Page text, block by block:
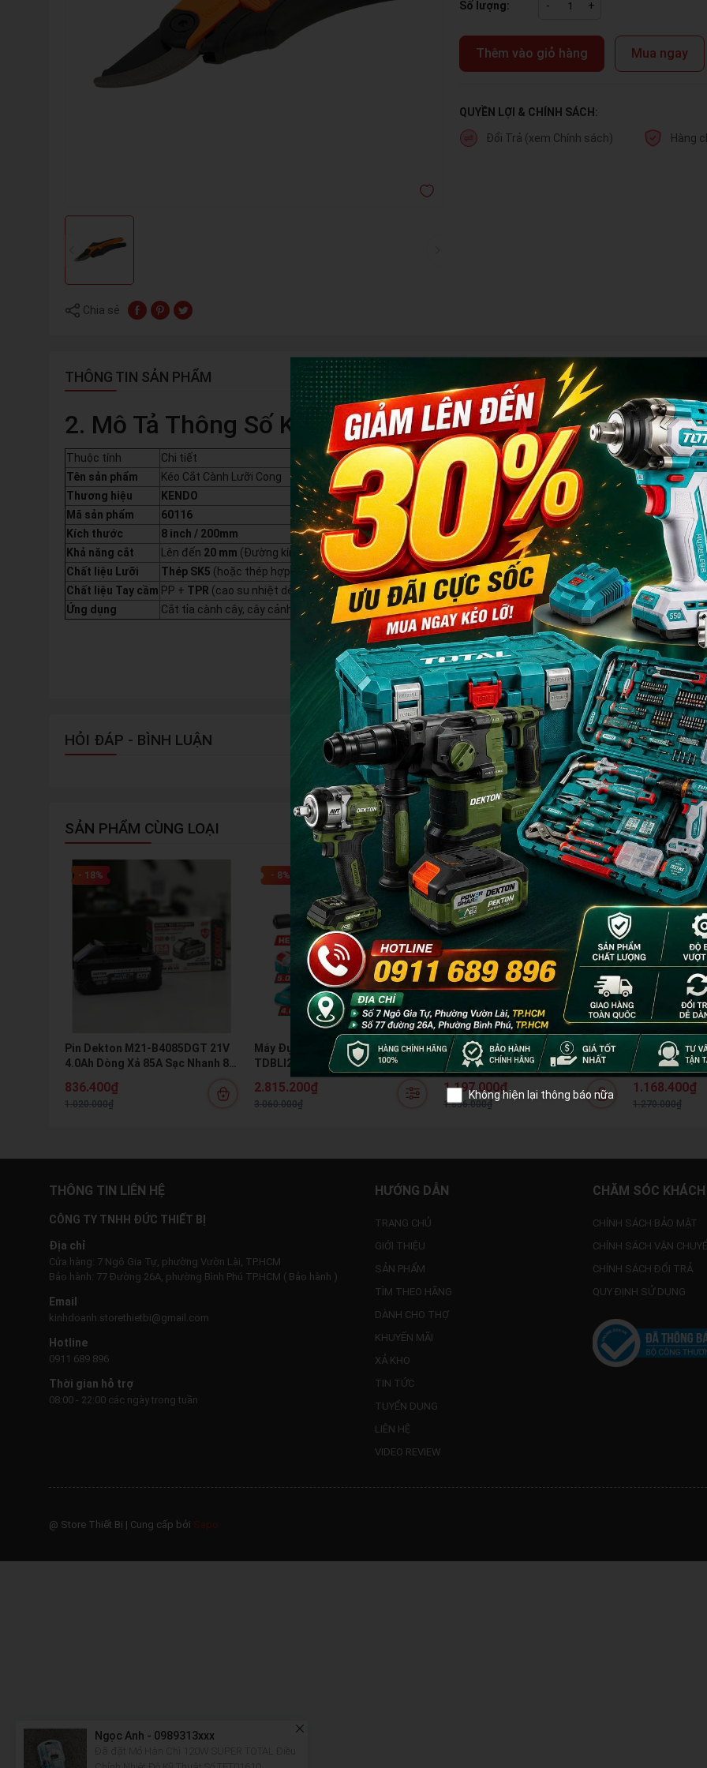
Chia sẻ
Số lượng: - +
Thêm vào giỏ hàng Mua ngay
QUYỀN LỢI & CHÍNH SÁCH:
Đổi Trả (xem Chính sách) Hàng
THÔNG TIN SẢN PHẨM
2. Mô Tả Thông Số Kỹ Thuật (Technical Description)
Thuộc tính
Chi tiết
Tên sản phẩm
Kéo Cắt Cành Lưỡi Cong
Thương hiệu
KENDO
Mã sản phẩm
60116
Kích thước
8 inch / 200mm
Khả năng cắt
Lên đến 20 mm (Đường kính cành)
Chất liệu Lưỡi
Thép SK5 (hoặc thép hợp kim cao cấp) /Lớp phủ chống dính(Non-stick coating)
Chất liệu Tay cầm PP + TPR (cao su nhiệt dẻo) giúpchống trượt, cầm nắm thoải mái
Ứng dụng
Cắt tỉa cành cây, cây cảnh, hoa, và các công việc làm vườn, chăm sóc cảnh quan
HỎI ĐÁP - BÌNH LUẬN
SẢN PHẨM CÙNG LOẠI
- 18%
Pin Dekton M21-B4085DGT 21V
4.0Ah Dòng Xả 85A Sạc Nhanh 8A
836.400₫
1.020.000₫
- 8%
Máy Đục Bê Tông Dùng Pin Total
TDBLI203582 20V Brushless SDS
Hex 16J Kèm 2 Pin 5.0Ah Và Sạc
2.815.200₫
3.060.000₫
- 23%
Túi Đồ Nghề Bison BS811608
Chất Liệu Oxford 1680D 37 Ngăn
Chống Thấm Đế Nhựa Cứng Túi
Đựng Dụng Cụ Cao Cấp
1.197.000₫
1.556.000₫
- 8%
Bộ Dụng Cụ
Kèm Búa Kìm
Chính Hãng
1.168.400₫
1.270.000₫
THÔNG TIN LIÊN HỆ
CÔNG TY TNHH ĐỨC THIẾT BỊ
Địa chỉ
Cửa hàng: 7 Ngô Gia Tự, phường Vườn Lài, TP.HCM
Bảo hành: 77 Đường 26A, phường Bình Phú TP.HCM ( Bảo hành )
Email
kinhdoanh.storethietbi@gmail.com
Hotline
0911 689 896
Thời gian hỗ trợ
08:00 - 22:00 các ngày trong tuần
HƯỚNG DẪN
TRANG CHỦ
GIỚI THIỆU
SẢN PHẨM
TÌM THEO HÃNG
DÀNH CHO THỢ
KHUYẾN MÃI
XẢ KHO
TIN TỨC
TUYỂN DỤNG
LIÊN HỆ
VIDEO REVIEW
CHĂM SÓC
CHÍNH SÁCH BẢO MẬT
CHÍNH SÁCH VẬN
CHÍNH SÁCH ĐỔI TRẢ
QUY ĐỊNH SỬ DỤNG
@ Store Thiết Bị | Cung cấp bởi Sapo
Đã đặt Mỏ Hàn Chì 120W SUPER TOTAL Điều
Chỉnh Nhiệt Độ Kỹ Thuật Số TET01610
Không hiện lại thông báo nữa